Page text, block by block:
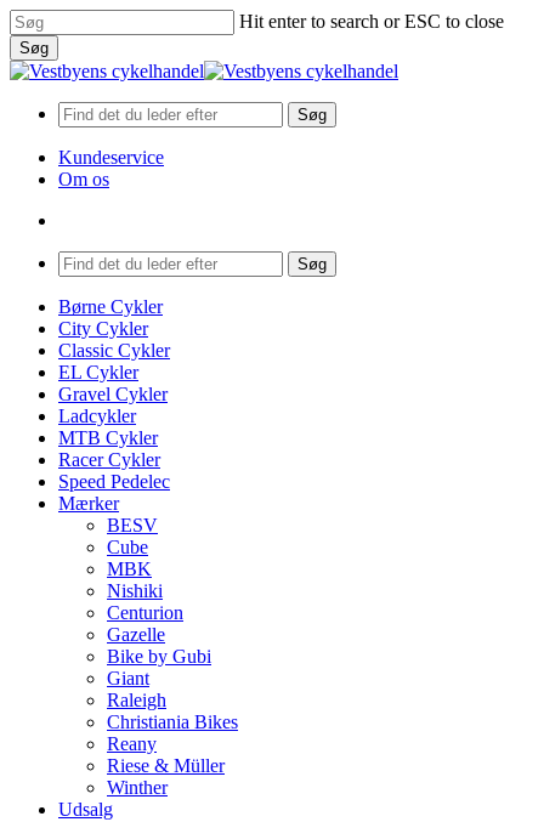
Skip
to
main
content
Hit enter to search or ESC to close
Søg
Close
Søg
Kundeservice
Om os
Menu
Søg
search
Menu
Børne Cykler
City Cykler
Classic Cykler
EL Cykler
Gravel Cykler
Ladcykler
MTB Cykler
Racer Cykler
Speed Pedelec
Mærker
BESV
Cube
MBK
Nishiki
Centurion
Gazelle
Bike by Gubi
Giant
Raleigh
Christiania Bikes
Reany
Riese & Müller
Winther
Udsalg